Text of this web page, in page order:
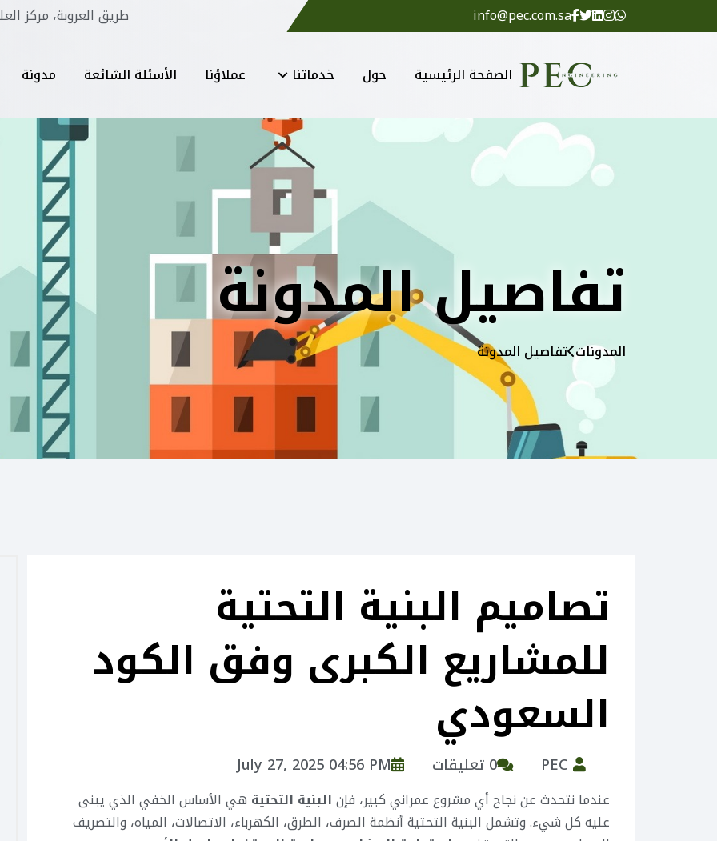
طريق العروبة، مركز info@pec.com.sa
الصفحة الرئيسية حول خدماتنا عملاؤنا الأسئلة الشائعة مدونة
تفاصيل المدونة
المدونات تفاصيل المدونة
تصاميم البنية التحتية
للمشاريع الكبرى وفق الكود
السعودي
0 تعليقات July 27, 2025 04:56 PM
عندما نتحدث عن نجاح أي مشروع عمراني كبير، فإنالبنية التحتية هي الأساس الخفي الذي يبنى
عليه كل شيء. وتشمل البنية التحتية أنظمة الصرف، الطرق، الكهرباء، الاتصالات، المياه، والتصريف